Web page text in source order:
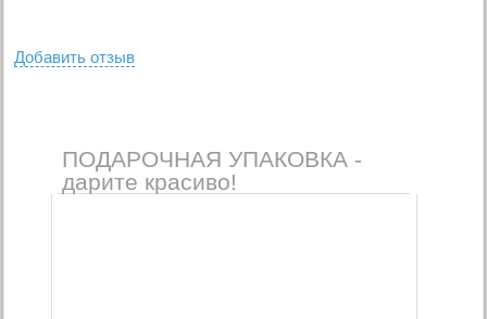
Добавить отзыв
ПОДАРОЧНАЯ УПАКОВКА -
дарите красиво!